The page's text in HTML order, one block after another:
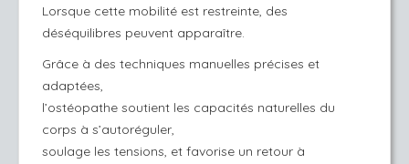
Lorsque cette mobilité est restreinte, des
déséquilibres peuvent apparaître.
Grâce à des techniques manuelles précises et
adaptées,
l’ostéopathe soutient les capacités naturelles du
corps à s’autoréguler,
soulage les tensions, et favorise un retour à